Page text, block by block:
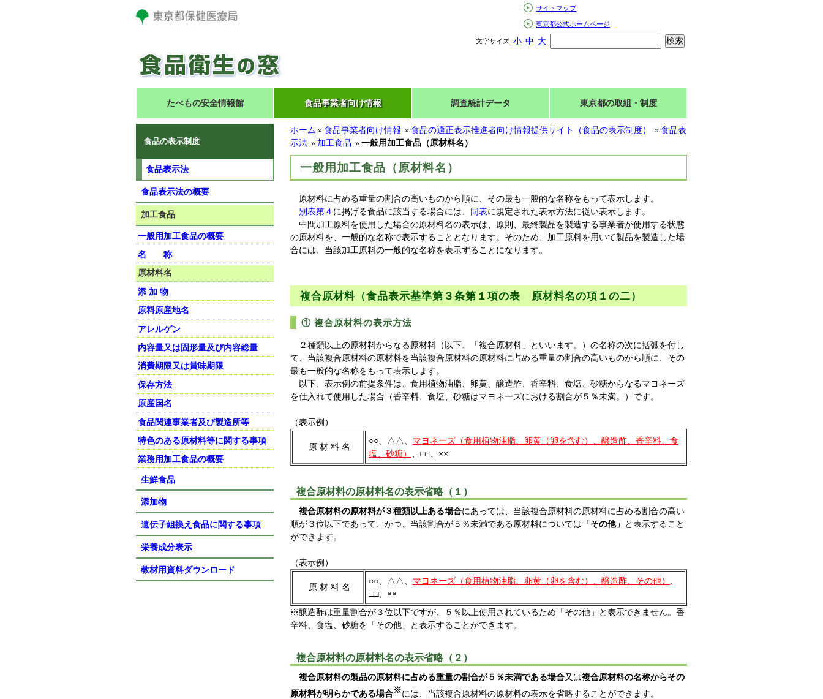
サイトマップ
東京都公式ホームページ
文字サイズ 小 中 大
たべもの安全情報館 食品事業者向け情報 調査統計データ 東京都の取組・制度
ホーム » 食品事業者向け情報 » 食品の適正表示推進者向け情報提供サイト（食品の表示制度） » 食品表
示法 » 加工食品 » 一般用加工食品（原材料名）
一般用加工食品（原材料名）
原材料に占める重量の割合の高いものから順に、その最も一般的な名称をもって表示します。
別表第４ に掲げる食品に該当する場合には、 同表に規定された表示方法に従い表示します。
中間加工原料を使用した場合の原材料名の表示は、原則、最終製品を製造する事業者が使用する状態
の原材料を、一般的な名称で表示することとなります。そのため、加工原料を用いて製品を製造した場
合には、当該加工原料の一般的な名称を表示することになります。
複合原材料（食品表示基準第３条第１項の表 原材料名の項１の二）
① 複合原材料の表示方法
２種類以上の原材料からなる原材料（以下、「複合原材料」といいます。）の名称の次に括弧を付し
て、当該複合原材料の原材料を当該複合原材料の原材料に占める重量の割合の高いものから順に、その
最も一般的な名称をもって表示します。
以下、表示例の前提条件は、食用植物油脂、卵黄、醸造酢、香辛料、食塩、砂糖からなるマヨネーズ
を仕入れて使用した場合（香辛料、食塩、砂糖はマヨネーズにおける割合が５％未満。）です。
（表示例）
原 材 料 名
○○、△△、 マヨネーズ（食用植物油脂、卵黄（卵を含む）、醸造酢、香辛料、食
塩、砂糖）
、□□、××
複合原材料の原材料名の表示省略（１）
複合原材料の原材料が３種類以上ある場合にあっては、当該複合原材料の原材料に占める割合の高い
順が３位以下であって、かつ、当該割合が５％未満である原材料については 「その他」 と表示すること
ができます。
（表示例）
原 材 料 名
○○、△△、 マヨネーズ（食用植物油脂、卵黄（卵を含む）、醸造酢、その他）
□□、××
※醸造酢は重量割合が３位以下ですが、５％以上使用されているため「その他」と表示できません。香
辛料、食塩、砂糖を「その他」と表示することができます。
複合原材料の原材料名の表示省略（２）
複合原材料の製品の原材料に占める重量の割合が５％未満である場合又は複合原材料の名称からその
原材料が明らかである場合※には、当該複合原材料の原材料の表示を省略することができます。
食品の表示制度
食品表示法
食品表示法の概要
加工食品
一般用加工食品の概要
名 称
原材料名
添 加 物
原料原産地名
アレルゲン
内容量又は固形量及び内容総量
消費期限又は賞味期限
保存方法
原産国名
食品関連事業者及び製造所等
特色のある原材料等に関する事項
業務用加工食品の概要
生鮮食品
添加物
遺伝子組換え食品に関する事項
栄養成分表示
教材用資料ダウンロード